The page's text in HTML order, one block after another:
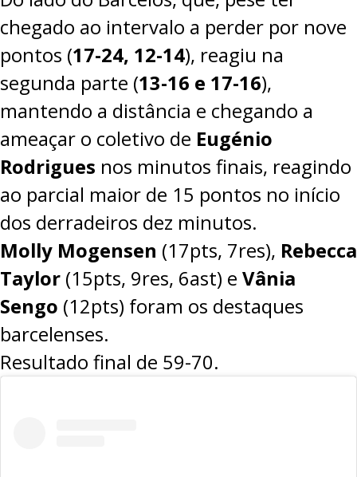
chegado ao intervalo a perder por nove
pontos (17-24, 12-14), reagiu na
segunda parte (13-16 e 17-16),
mantendo a distância e chegando a
ameaçar o coletivo de Eugénio
Rodrigues nos minutos finais, reagindo
ao parcial maior de 15 pontos no início
dos derradeiros dez minutos.
Molly Mogensen (17pts, 7res), Rebecca
Taylor (15pts, 9res, 6ast) e Vânia
Sengo (12pts) foram os destaques
barcelenses.
Resultado final de 59-70.